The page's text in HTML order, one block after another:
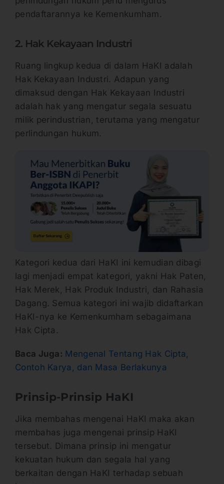
pendaftarannya ke Kemenkumham.
2. Hak Kekayaan Industri
Ruang lingkup kedua di dalam HaKI adalah
Hak Kekayaan Industri. Adapun yang
dimaksud dengan Hak Kekayaan Industri
adalah hak yang mengatur segala sesuatu
milik perindustrian, terutama yang mengatur
perlindungan hukum.
Kategori kedua dari HaKI ini kemudian dibagi
lagi menjadi empat kategori, yakni Hak Paten,
Hak Merek, Hak Produk Industri, dan Rahasia
Dagang. Semua kategori ini wajib didaftarkan
HaKI-nya ke Kemenkumham sebagaimana
Hak Cipta.
Baca Juga: Mengenal Tentang Hak Cipta,
Contoh Karya, dan Masa Berlakunya
Prinsip-Prinsip HaKI
Jika membahas mengenai HaKI maka akan
membahas juga mengenai prinsip HaKI
tersebut. Dimana prinsip ini mengatur
kekuatan hukum dan segala hal yang
berkaitan dengan HaKI terhadap sebuah